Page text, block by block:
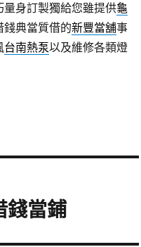
身訂製獨給您雖提供龜
典當質借的新豐當舖事
台南熱泵以及維修各類燈
錢當鋪